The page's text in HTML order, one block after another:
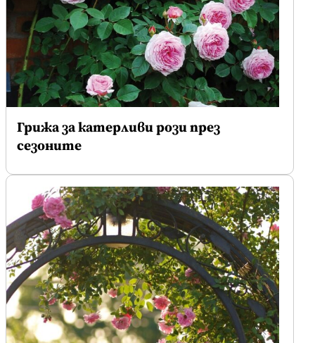
Грижа за катерливи рози през
сезоните